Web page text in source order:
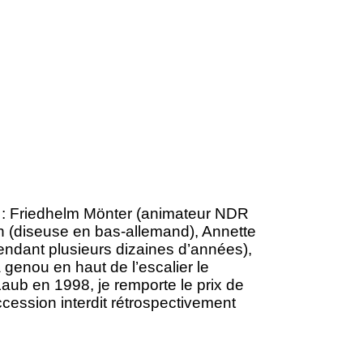
Friedhelm Mönter (animateur NDR
(diseuse en bas-allemand), Annette
plusieurs dizaines d’années),
genou en haut de l’escalier le
en 1998, je remporte le prix de
interdit rétrospectivement